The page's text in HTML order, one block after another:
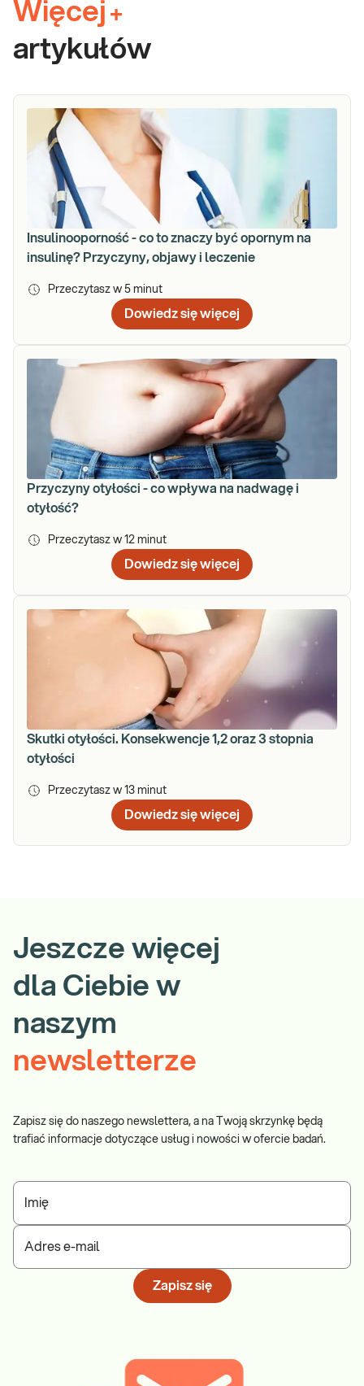
Więcej +
artykułów
Insulinooporność - co to znaczy być opornym na
insulinę? Przyczyny, objawy i leczenie
Przeczytasz w 5 minut
Dowiedz się więcej
Przyczyny otyłości - co wpływa na nadwagę i
otyłość?
Przeczytasz w 12 minut
Dowiedz się więcej
Skutki otyłości. Konsekwencje 1,2 oraz 3 stopnia
otyłości
Przeczytasz w 13 minut
Dowiedz się więcej
Jeszcze więcej
dla Ciebie w
naszym
newsletterze
Zapisz się do naszego newslettera, a na Twoją skrzynkę będą
trafiać informacje dotyczące usług i nowości w ofercie badań.
Imię
Adres e-mail
Zapisz się